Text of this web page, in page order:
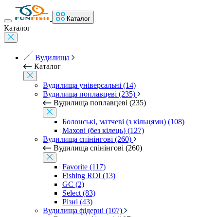
Каталог
Каталог
Вудилища
Каталог
Вудилища універсальні (14)
Вудилища поплавцеві (235)
Вудилища поплавцеві (235)
Болонські, матчеві (з кільцями) (108)
Махові (без кілець) (127)
Вудилища спінінгові (260)
Вудилища спінінгові (260)
Favorite (117)
Fishing ROI (13)
GC (2)
Select (83)
Різні (43)
Вудилища фідерні (107)